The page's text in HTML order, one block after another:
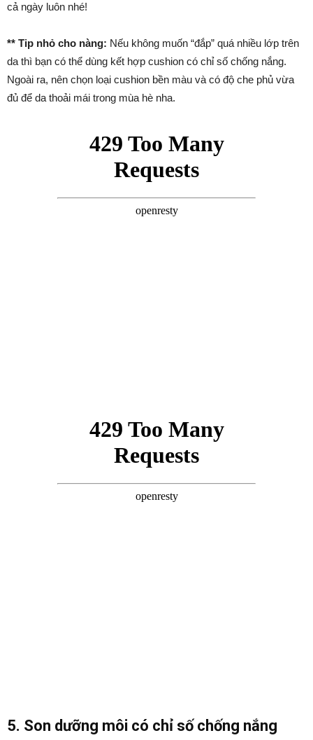
cả ngày luôn nhé!
** Tip nhỏ cho nàng: Nếu không muốn “đắp” quá nhiều lớp trên
da thì bạn có thể dùng kết hợp cushion có chỉ số chống nắng.
Ngoài ra, nên chọn loại cushion bền màu và có độ che phủ vừa
đủ để da thoải mái trong mùa hè nha.
5. Son dưỡng môi có chỉ số chống nắng